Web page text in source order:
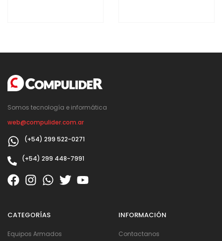
Somos tecnología e informática
web@compulider.com.ar
(+54) 299 522-0271
(+54) 299 448-7991
CATEGORÍAS
Equipos Armados
INFORMACIÓN
Contactanos